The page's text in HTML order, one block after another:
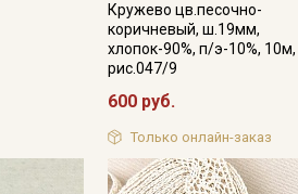
Кружево цв.песочно-
коричневый, ш.19мм,
хлопок-90%, п/э-10%, 10м,
рис.047/9
600 руб.
Только онлайн-заказ